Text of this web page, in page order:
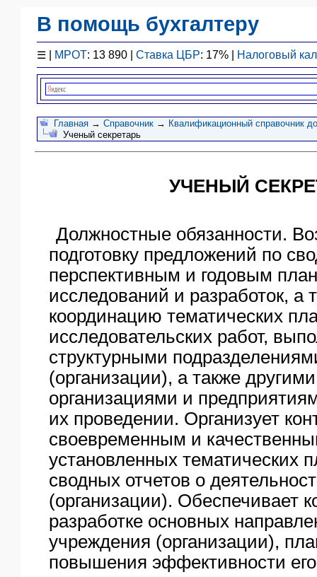
В помощь бухгалтеру
☰ МРОТ: 13 890 | Ставка ЦБР: 17% | Налоговый
Законодательство
F1 - Отчетность
План счетов
Справочник
Упрощенка
Договоры
Бланки
Главная → Справочник → Квалификационный справочник
Ученый секретарь
УЧЕНЫЙ
Должностные обязанности.
подготовку предложений по
перспективным и годовым
исследований и разработок, а
координацию тематических
исследовательских работ,
структурными
(организации), а также
организациями и
их проведении. Организует
своевременным и
установленных тематических
сводных отчетов о
(организации). Обеспечивает
разработке основных
учреждения (организации),
повышения эффективности